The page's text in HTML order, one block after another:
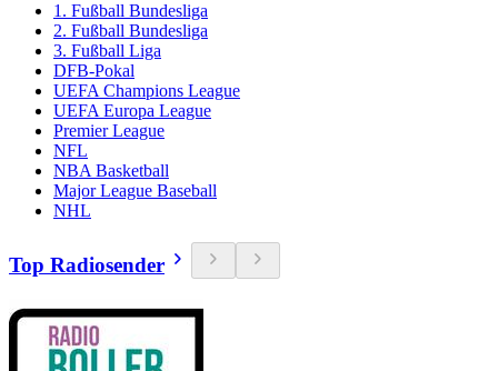
1. Fußball Bundesliga
2. Fußball Bundesliga
3. Fußball Liga
DFB-Pokal
UEFA Champions League
UEFA Europa League
Premier League
NFL
NBA Basketball
Major League Baseball
NHL
Top Radiosender